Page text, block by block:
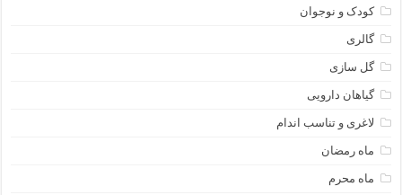
کودک و نوجوان
گالری
گل سازی
گیاهان دارویی
لاغری و تناسب اندام
ماه رمضان
ماه محرم